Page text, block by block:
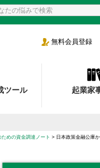
無料会員登録
ツール 起業家
めの資金調達ノート 日本政策金融公庫